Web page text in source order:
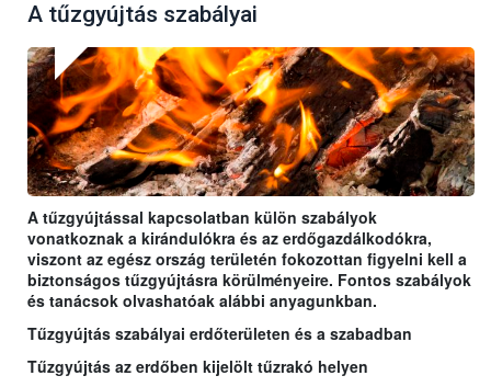
A tűzgyújtás szabályai
A tűzgyújtással kapcsolatban külön szabályok
vonatkoznak a kirándulókra és az erdőgazdálkodókra,
viszont az egész ország területén fokozottan figyelni kell a
biztonságos tűzgyújtásra körülményeire. Fontos szabályok
és tanácsok olvashatóak alábbi anyagunkban.
Tűzgyújtás szabályai erdőterületen és a szabadban
Tűzgyújtás az erdőben kijelölt tűzrakó helyen